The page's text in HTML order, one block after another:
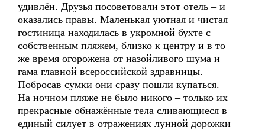
удивлён. Друзья посоветовали этот отель – и
оказались правы. Маленькая уютная и чистая
гостиница находилась в укромной бухте с
собственным пляжем, близко к центру и в то
же время огорожена от назойливого шума и
гама главной всероссийской здравницы.
Побросав сумки они сразу пошли купаться.
На ночном пляже не было никого – только их
прекрасные обнажённые тела сливающиеся в
единый силует в отражениях лунной дорожки